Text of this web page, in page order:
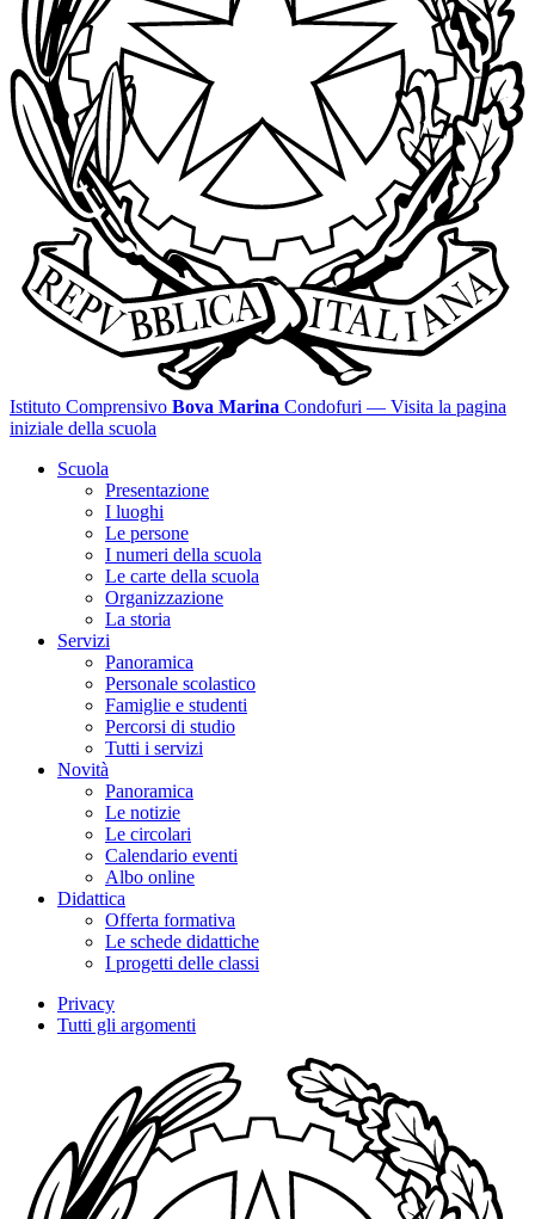
Istituto Comprensivo Bova Marina Condofuri — Visita la pagina
iniziale della scuola
Scuola
Presentazione
I luoghi
Le persone
I numeri della scuola
Le carte della scuola
Organizzazione
La storia
Servizi
Panoramica
Personale scolastico
Famiglie e studenti
Percorsi di studio
Tutti i servizi
Novità
Panoramica
Le notizie
Le circolari
Calendario eventi
Albo online
Didattica
Offerta formativa
Le schede didattiche
I progetti delle classi
Privacy
Tutti gli argomenti